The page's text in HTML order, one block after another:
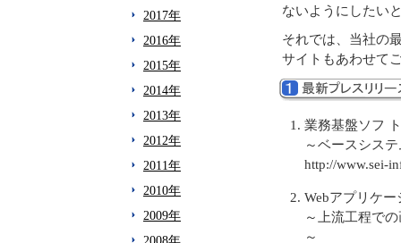
2017年
2016年
2015年
2014年
2013年
2012年
2011年
2010年
2009年
ないようにしたい
それでは、当社の
サイトもあわせて
業務基盤ソフ
～ベースシス
http://www.sei-
Webアプリケ
～上流工程で
～